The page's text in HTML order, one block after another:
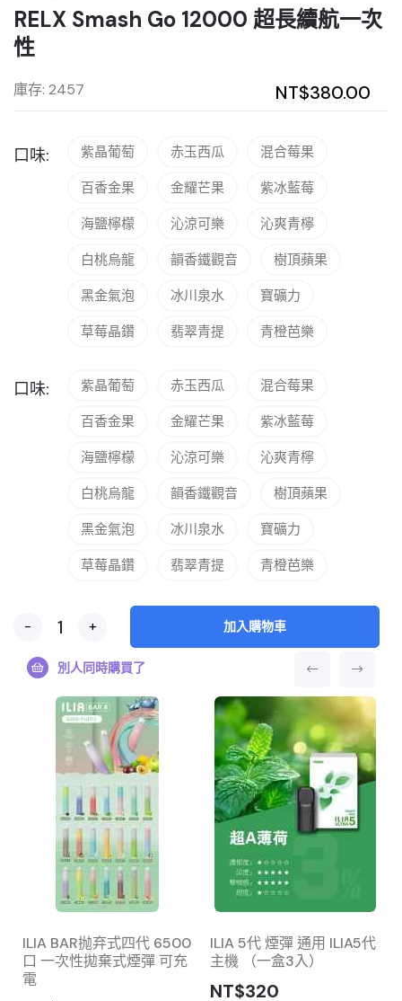
RELX Smash Go 12000 超長續航一次
性
NT$380.00
庫存: 2457
口味: 紫晶葡萄 赤玉西瓜
混合莓果
百香金果
金耀芒果
紫冰藍莓
海鹽檸檬
沁涼可樂
沁爽青檸
白桃烏龍
韻香鐵觀音
樹頂蘋果
黑金氣泡
冰川泉水
寶礦力
草莓晶鑽
翡翠青提 青橙芭樂
口味: 紫晶葡萄 赤玉西瓜
混合莓果
百香金果
金耀芒果
紫冰藍莓
海鹽檸檬
沁涼可樂
沁爽青檸
白桃烏龍
韻香鐵觀音
樹頂蘋果
黑金氣泡
冰川泉水
寶礦力
草莓晶鑽
翡翠青提 青橙芭樂
- + 加入購物車
別人同時購買了
ILIA BAR抛弃式四代 6500
口 一次性拋棄式煙彈 可充
電
ILIA 5代 煙彈 通用 ILIA5代
主機 （一盒3入）
NT$320